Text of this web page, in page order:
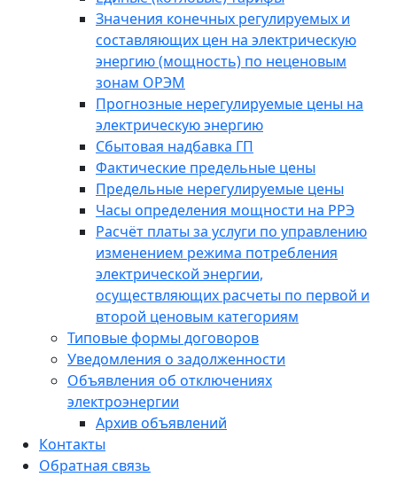
Значения конечных регулируемых и
составляющих цен на электрическую
энергию (мощность) по неценовым
зонам ОРЭМ
Прогнозные нерегулируемые цены на
электрическую энергию
Сбытовая надбавка ГП
Фактические предельные цены
Предельные нерегулируемые цены
Часы определения мощности на РРЭ
Расчёт платы за услуги по управлению
изменением режима потребления
электрической энергии,
осуществляющих расчеты по первой и
второй ценовым категориям
Типовые формы договоров
Уведомления о задолженности
Объявления об отключениях
электроэнергии
Архив объявлений
Контакты
Обратная связь